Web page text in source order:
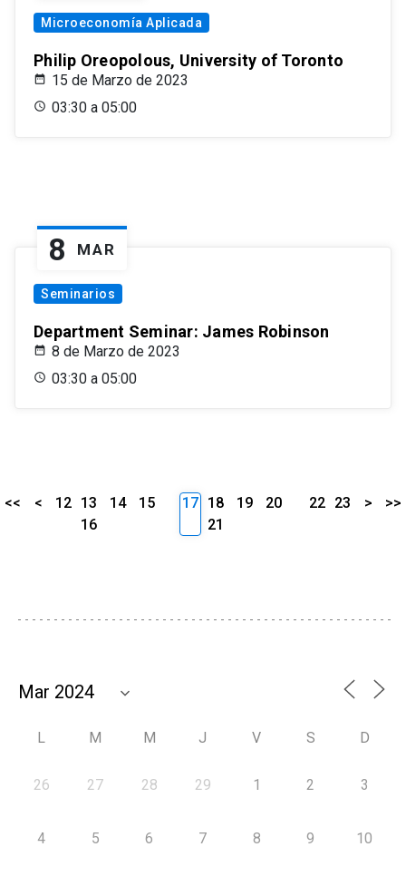
Microeconomía Aplicada
Philip Oreopolous, University of Toronto
15 de Marzo de 2023
03:30 a 05:00
8 MAR
Seminarios
Department Seminar: James Robinson
8 de Marzo de 2023
03:30 a 05:00
<< < 12 13 14
15
16
17 18 19
20
21
22 23 > >>
L M M J V S D
26 27 28 29 1 2 3
4 5 6 7 8 9 10